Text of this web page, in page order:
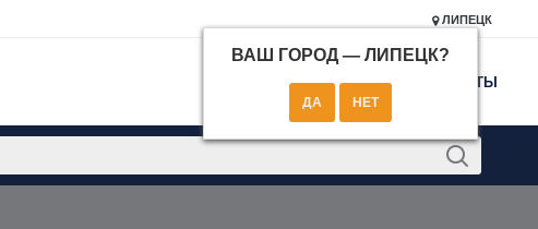
ЛИПЕЦК
ВАШ ГОРОД — ЛИПЕЦК?
КОНТАКТЫ